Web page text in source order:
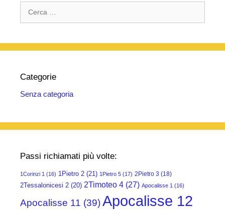
per:
Categorie
Senza categoria
Passi richiamati più volte:
1Corinzi 1 (16) 1Pietro 2 (21) 1Pietro 5 (17) 2Pietro 3 (18)
2Tessalonicesi 2 (20) 2Timoteo 4 (27) Apocalisse 1 (16)
Apocalisse 11 (39)Apocalisse 12